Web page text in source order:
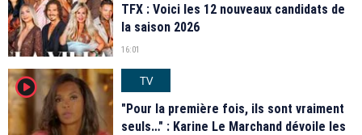
TFX : Voici les 12 nouveaux candidats de
la saison 2026
16:01
player2
TV
"Pour la première fois, ils sont vraiment
seuls…" : Karine Le Marchand dévoile les